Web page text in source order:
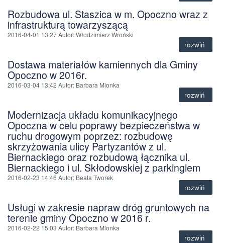
Rozbudowa ul. Staszica w m. Opoczno wraz z
infrastrukturą towarzyszącą
2016-04-01 13:27Autor: Włodzimierz Wroński
rozwiń
Dostawa materiałów kamiennych dla Gminy
Opoczno w 2016r.
2016-03-04 13:42 Autor: Barbara Mlonka
rozwiń
Modernizacja układu komunikacyjnego
Opoczna w celu poprawy bezpieczeństwa w
ruchu drogowym poprzez: rozbudowę
skrzyżowania ulicy Partyzantów z ul.
Biernackiego oraz rozbudową łącznika ul.
Biernackiego i ul. Skłodowskiej z parkingiem
2016-02-23 14:46 Autor: Beata Tworek
rozwiń
Usługi w zakresie napraw dróg gruntowych na
terenie gminy Opoczno w 2016 r.
2016-02-22 15:03 Autor: Barbara Mlonka
rozwiń